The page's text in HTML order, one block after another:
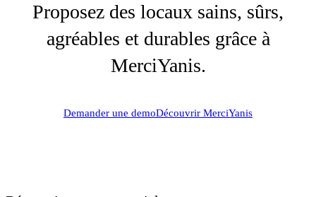
Proposez des locaux sains, sûrs,
agréables et durables grâce à
MerciYanis.
Demander une demoDécouvrir MerciYanis